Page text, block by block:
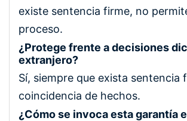
existe sentencia firme, no
proceso.
¿Protege frente a decisiones
extranjero?
Sí, siempre que exista sentencia
coincidencia de hechos.
¿Cómo se invoca esta garantía